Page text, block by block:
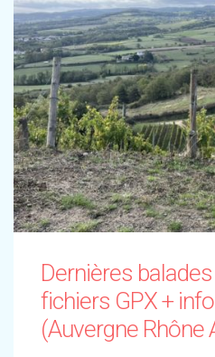
Dernières
fichiers GPX +
(Auvergne Rhône